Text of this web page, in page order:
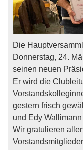
Die
Donnerstag, 24.
seinen neuen
Er wird die
gestern frisch
und Edy
Wir gratulieren